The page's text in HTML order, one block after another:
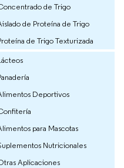
de Trigo
de Proteína de Trigo
de Trigo Texturizada
Deportivos
para Mascotas
Nutricionales
Aplicaciones